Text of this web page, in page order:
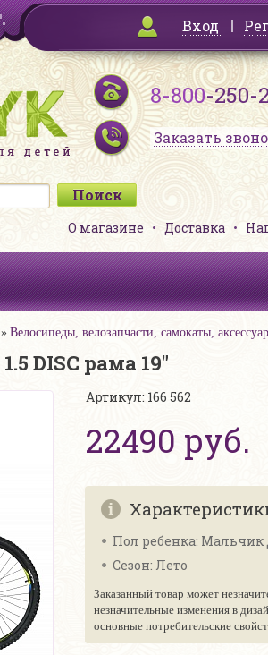
Вход
8-800-250-
Заказать
О магазине Доставка
Велосипеды, велозапчасти, самокаты,
DISC рама 19"
Артикул: 166 562
22490 руб.
Пол ребенка: Мальчик
Сезон: Лето
Заказанный товар может
незначительные изменения в
основные потребительские